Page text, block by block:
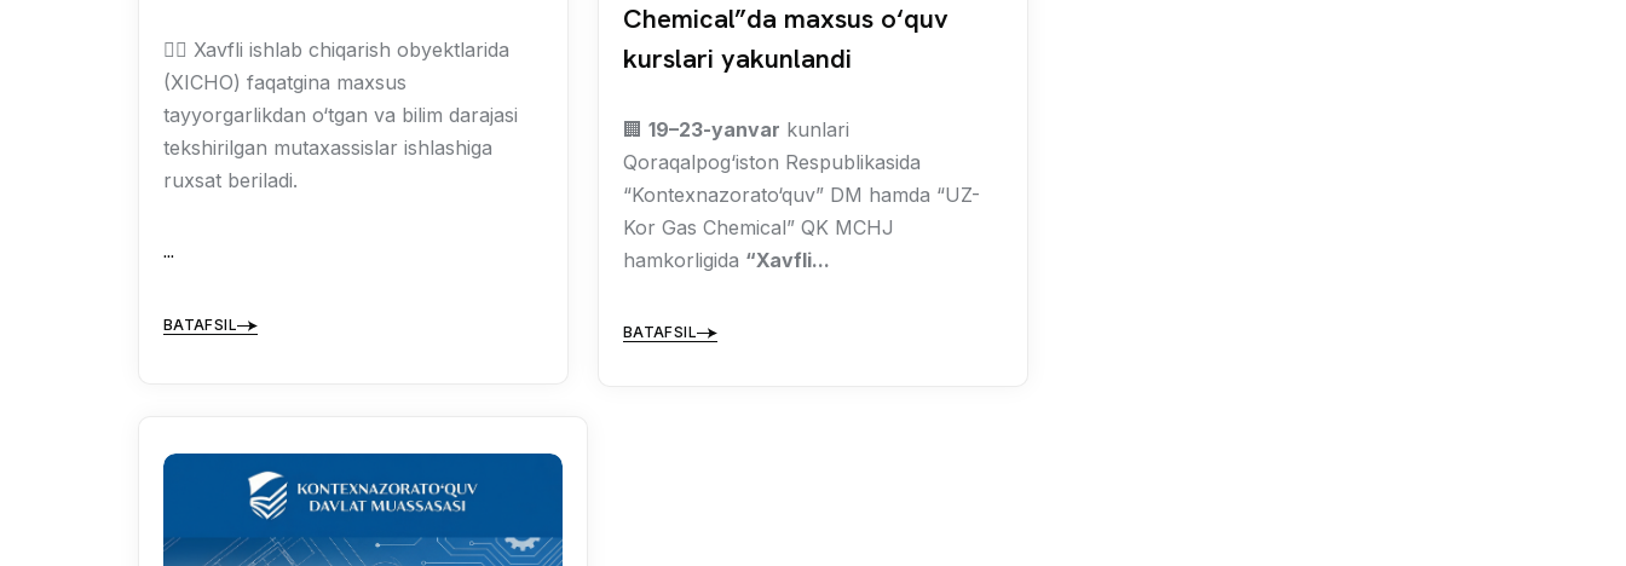
👷‍♂️ Xavfli ishlab chiqarish obyektlarida
(XICHO) faqatgina maxsus
tayyorgarlikdan o‘tgan va bilim darajasi
tekshirilgan mutaxassislar ishlashiga
ruxsat beriladi.
...
BATAFSIL
Chemical”da maxsus o‘quv
kurslari yakunlandi
🏢 19–23-yanvar kunlari
Qoraqalpog‘iston Respublikasida
“Kontexnazorato‘quv” DM hamda “UZ-
Kor Gas Chemical” QK MCHJ
hamkorligida “Xavfli...
BATAFSIL